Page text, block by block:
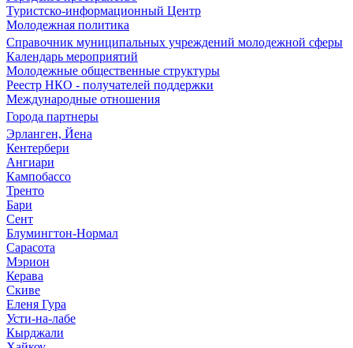
Туристско-информационный Центр
Молодежная политика
Справочник муниципальных учреждений молодежной сферы
Календарь мероприятий
Молодежные общественные структуры
Реестр НКО - получателей поддержки
Международные отношения
Города партнеры
Эрланген, Йена
Кентербери
Ангиари
Кампобассо
Тренто
Бари
Сент
Блумингтон-Нормал
Сарасота
Мэрион
Керава
Скиве
Еленя Гура
Усти-на-лабе
Кырджали